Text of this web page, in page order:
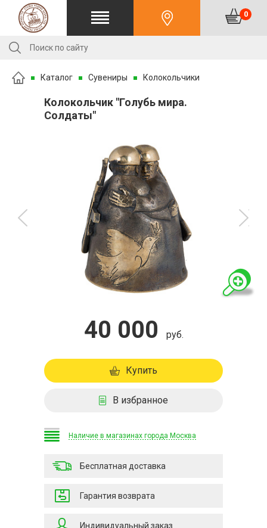
0
Каталог Сувениры Колокольчики
Колокольчик "Голубь мира.
Солдаты"
40 000 руб.
Купить
В избранное
Наличие в магазинах города Москва
Бесплатная доставка
Гарантия возврата
Индивидуальный заказ